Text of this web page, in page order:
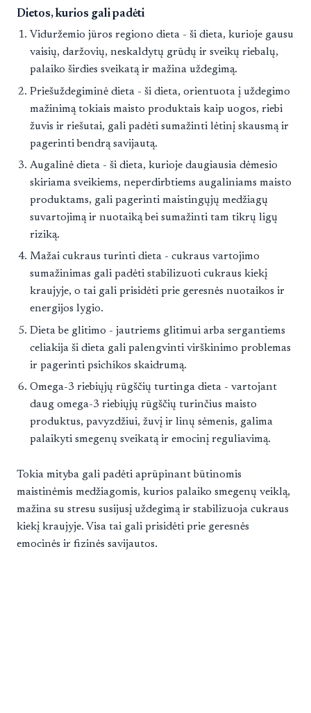
Dietos, kurios gali padėti
Viduržemio jūros regiono dieta - ši dieta, kurioje gausu
vaisių, daržovių, neskaldytų grūdų ir sveikų riebalų,
palaiko širdies sveikatą ir mažina uždegimą.
Priešuždegiminė dieta - ši dieta, orientuota į uždegimo
mažinimą tokiais maisto produktais kaip uogos, riebi
žuvis ir riešutai, gali padėti sumažinti lėtinį skausmą ir
pagerinti bendrą savijautą.
Augalinė dieta - ši dieta, kurioje daugiausia dėmesio
skiriama sveikiems, neperdirbtiems augaliniams maisto
produktams, gali pagerinti maistingųjų medžiagų
suvartojimą ir nuotaiką bei sumažinti tam tikrų ligų
riziką.
Mažai cukraus turinti dieta - cukraus vartojimo
sumažinimas gali padėti stabilizuoti cukraus kiekį
kraujyje, o tai gali prisidėti prie geresnės nuotaikos ir
energijos lygio.
Dieta be glitimo - jautriems glitimui arba sergantiems
celiakija ši dieta gali palengvinti virškinimo problemas
ir pagerinti psichikos skaidrumą.
Omega-3 riebiųjų rūgščių turtinga dieta - vartojant
daug omega-3 riebiųjų rūgščių turinčius maisto
produktus, pavyzdžiui, žuvį ir linų sėmenis, galima
palaikyti smegenų sveikatą ir emocinį reguliavimą.
Tokia mityba gali padėti aprūpinant būtinomis
maistinėmis medžiagomis, kurios palaiko smegenų veiklą,
mažina su stresu susijusį uždegimą ir stabilizuoja cukraus
kiekį kraujyje. Visa tai gali prisidėti prie geresnės
emocinės ir fizinės savijautos.